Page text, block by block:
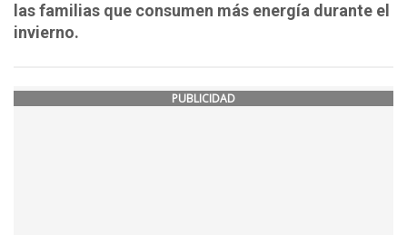
las familias que consumen más energía durante el
invierno.
PUBLICIDAD